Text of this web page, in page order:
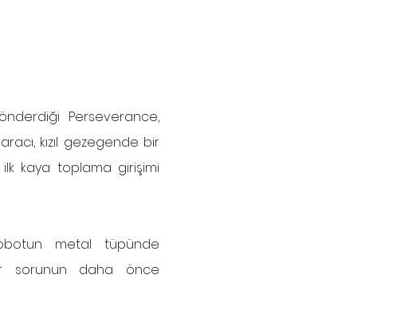
Perseverance,
kaya toplama girişimi
metal tüpünde
sorunun daha önce